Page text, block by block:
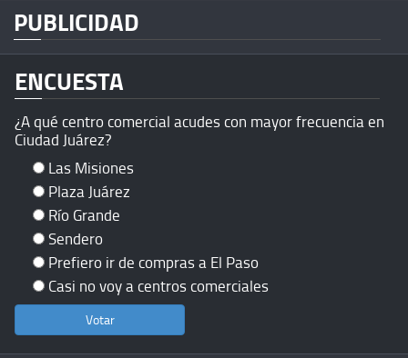
PUBLICIDAD
ENCUESTA
¿A qué centro comercial acudes con mayor frecuencia en
Ciudad Juárez?
Las Misiones
Plaza Juárez
Río Grande
Sendero
Prefiero ir de compras a El Paso
Casi no voy a centros comerciales